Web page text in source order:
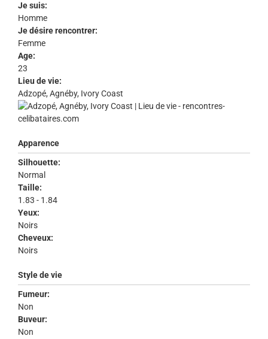
Je suis:
Homme
Je désire rencontrer:
Femme
Age:
23
Lieu de vie:
Adzopé, Agnéby, Ivory Coast
Apparence
Silhouette:
Normal
Taille:
1.83 - 1.84
Yeux:
Noirs
Cheveux:
Noirs
Style de vie
Fumeur:
Non
Buveur:
Non